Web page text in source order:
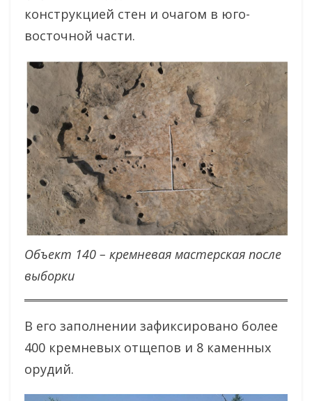
конструкцией стен и очагом в юго-
восточной части.
Объект 140 – кремневая мастерская после
выборки
В его заполнении зафиксировано более
400 кремневых отщепов и 8 каменных
орудий.